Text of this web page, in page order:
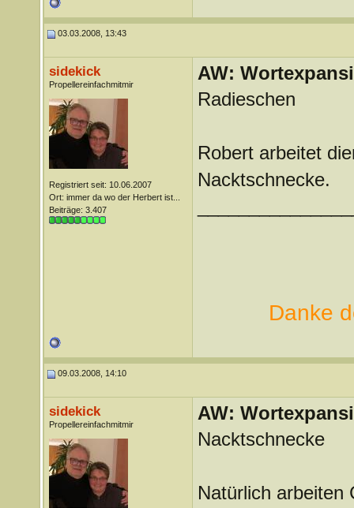
03.03.2008, 13:43
sidekick
Propellereinfachmitmir
Registriert seit: 10.06.2007
Ort: immer da wo der Herbert ist...
Beiträge: 3.407
AW:
Radieschen
Robert arbeitet
Nacktschnecke.
Danke
09.03.2008, 14:10
sidekick
Propellereinfachmitmir
AW:
Nacktschnecke
Natürlich arbeiten